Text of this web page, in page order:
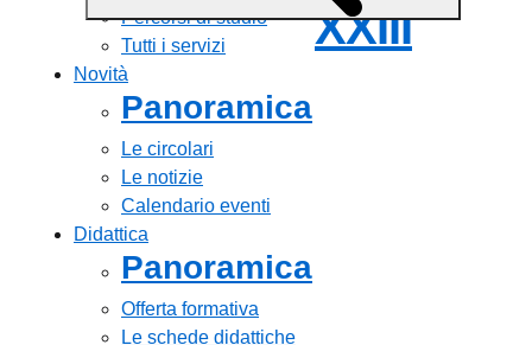
Percorsi di studio
Tutti i servizi
Novità
Panoramica
Le circolari
Le notizie
Calendario eventi
Didattica
Panoramica
Offerta formativa
Le schede didattiche
XXIII